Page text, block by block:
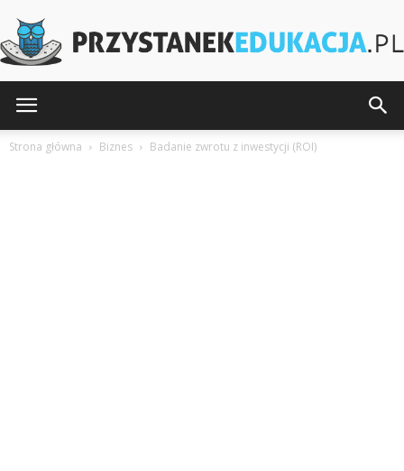
Strona główna Biznes Badanie zwrotu z inwestycji (ROI)